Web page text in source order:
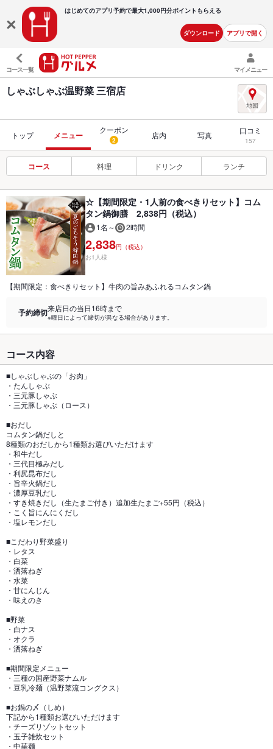
はじめてのアプリ予約で最大1,000円分ポイントもらえる
ダウンロード アプリで開く
コース一覧 マイメニュー
しゃぶしゃぶ温野菜 三宿店
トップ メニュー
クーポン
2 店内 写真 口コミ
157
コース 料理 ドリンク ランチ
☆【期間限定・1人前の食べきりセット】コム
タン鍋御膳 2,838円（税込）
1名～ 2時間
2,838円（税込）
お1人様
【期間限定：食べきりセット】牛肉の旨みあふれるコムタン鍋
予約締切来店日の当日16時まで
※曜日によって締切が異なる場合があります。
コース内容
■しゃぶしゃぶの「お肉」
・たんしゃぶ
・三元豚しゃぶ
・三元豚しゃぶ（ロース）
■おだし
コムタン鍋だしと
8種類のおだしから1種類お選びいただけます
・和牛だし
・三代目極みだし
・利尻昆布だし
・旨辛火鍋だし
・濃厚豆乳だし
・すき焼きだし（生たまご付き）追加生たまご+55円（税込）
・こく旨にんにくだし
・塩レモンだし
■こだわり野菜盛り
・レタス
・白菜
・洒落ねぎ
・水菜
・甘にんじん
・味えのき
■野菜
・白ナス
・オクラ
・洒落ねぎ
■期間限定メニュー
・三種の国産野菜ナムル
・豆乳冷麺（温野菜流コングクス）
■お鍋の〆（しめ）
下記から1種類お選びいただけます
・チーズリゾットセット
・玉子雑炊セット
・中華麺